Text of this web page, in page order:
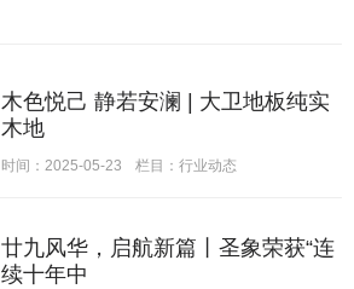
木色悦己 静若安澜 | 大卫地板纯实
木地
时间：2025-05-23 栏目： 行业动态
廿九风华，启航新篇丨圣象荣获“连
续十年中